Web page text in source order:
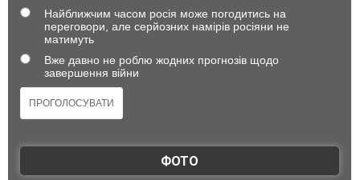
Найближчим часом росія може погодитись на
переговори, але серйозних намірів росіяни не
матимуть
Вже давно не роблю жодних прогнозів щодо
завершення війни
ФОТО